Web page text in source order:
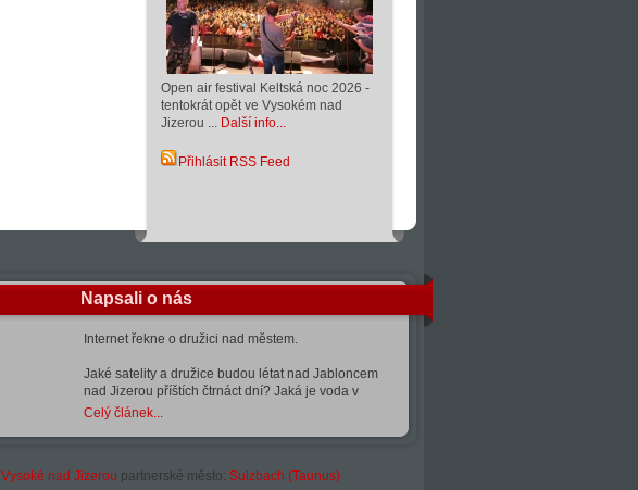
Open air festival Keltská noc 2026 -
tentokrát opět ve Vysokém nad
Jizerou ... Další info...
Přihlásit RSS Feed
Napsali o nás
Internet řekne o družici nad městem.
Jaké satelity a družice budou létat nad Jabloncem
nad Jizerou příštích čtrnáct dní? Jaká je voda v
Celý článek...
Vysoké nad Jizerou partnerské město: Sulzbach (Taunus)